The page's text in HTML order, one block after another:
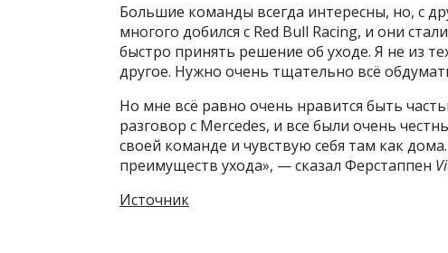
Большие команды всегда интересны, но, с
многого добился с Red Bull Racing, и они
быстро принять решение об уходе. Я не из
другое. Нужно очень тщательно всё
Но мне всё равно очень нравится быть
разговор с Mercedes, и все были очень
своей команде и чувствую себя там как
преимуществ ухода», — сказал Ферстаппен
Источник